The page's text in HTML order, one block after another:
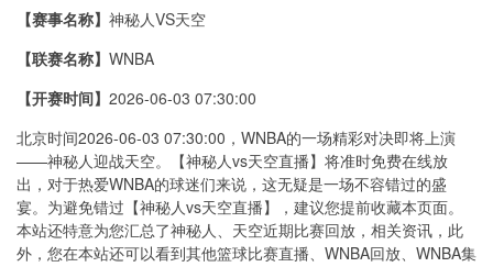
比赛介绍
【赛事名称】 神秘人VS天空
【联赛名称】 WNBA
【开赛时间】 2026-06-03 07:30:00
北京时间2026-06-03 07:30:00，WNBA的一场精彩对决即将上演
——神秘人迎战天空。【神秘人vs天空直播】将准时免费在线放
出，对于热爱WNBA的球迷们来说，这无疑是一场不容错过的盛
宴。为避免错过【神秘人vs天空直播】，建议您提前收藏本页面。
本站还特意为您汇总了神秘人、天空近期比赛回放，相关资讯，此
外，您在本站还可以看到其他篮球比赛直播、WNBA回放、WNBA集